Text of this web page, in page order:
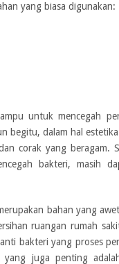
yang biasa digunakan:
untuk mencegah
begitu, dalam hal
corak yang beragam.
bakteri, masih
bahan yang
ruangan rumah
bakteri yang proses
juga penting